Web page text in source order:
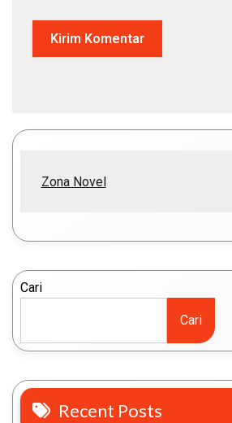
Zona Novel
Cari
Cari
Recent Posts